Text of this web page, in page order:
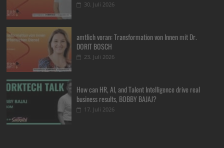
30. Juli 2026
amtlich voran: Transformation von Innen mit Dr.
DORIT BOSCH
23. Juli 2026
How can HR, AI, and Talent Intelligence drive real
business results, BOBBY BAJAJ?
17. Juli 2026